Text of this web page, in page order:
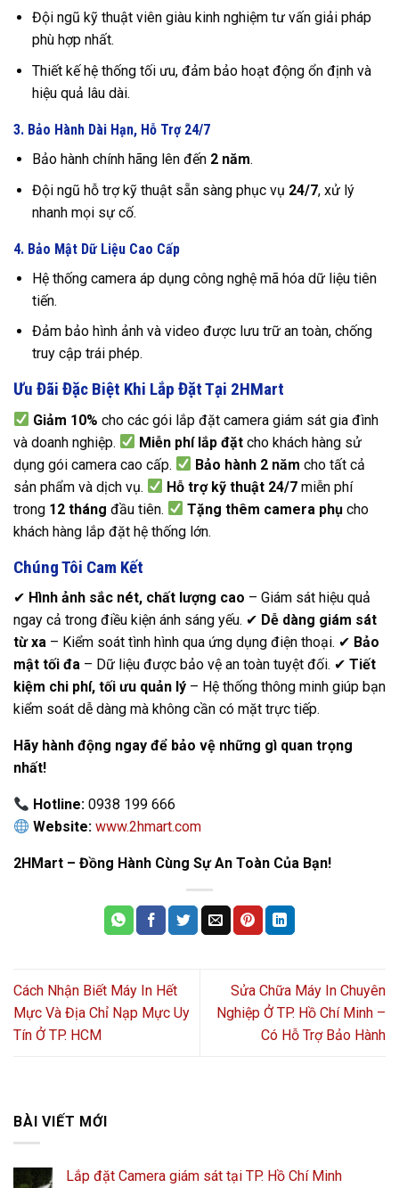
Đội ngũ kỹ thuật viên giàu kinh nghiệm tư vấn giải pháp
phù hợp nhất.
Thiết kế hệ thống tối ưu, đảm bảo hoạt động ổn định và
hiệu quả lâu dài.
3. Bảo Hành Dài Hạn, Hỗ Trợ 24/7
Bảo hành chính hãng lên đến 2 năm.
Đội ngũ hỗ trợ kỹ thuật sẵn sàng phục vụ 24/7, xử lý
nhanh mọi sự cố.
4. Bảo Mật Dữ Liệu Cao Cấp
Hệ thống camera áp dụng công nghệ mã hóa dữ liệu tiên
tiến.
Đảm bảo hình ảnh và video được lưu trữ an toàn, chống
truy cập trái phép.
Ưu Đãi Đặc Biệt Khi Lắp Đặt Tại 2HMart
Giảm 10% cho các gói lắp đặt camera giám sát gia đình
và doanh nghiệp.
Miễn phí lắp đặt cho khách hàng sử
dụng gói camera cao cấp.
Bảo hành 2 năm cho tất cả
sản phẩm và dịch vụ.
Hỗ trợ kỹ thuật 24/7 miễn phí
trong 12 tháng đầu tiên. Tặng thêm camera phụ cho
khách hàng lắp đặt hệ thống lớn.
Chúng Tôi Cam Kết
✔ Hình ảnh sắc nét, chất lượng cao – Giám sát hiệu quả
ngay cả trong điều kiện ánh sáng yếu. ✔ Dễ dàng giám sát
từ xa – Kiểm soát tình hình qua ứng dụng điện thoại. ✔ Bảo
mật tối đa – Dữ liệu được bảo vệ an toàn tuyệt đối. ✔ Tiết
kiệm chi phí, tối ưu quản lý – Hệ thống thông minh giúp bạn
kiểm soát dễ dàng mà không cần có mặt trực tiếp.
Hãy hành động ngay để bảo vệ những gì quan trọng
nhất!
Hotline: 0938 199 666
Website: www.2hmart.com
2HMart – Đồng Hành Cùng Sự An Toàn Của Bạn!
Cách Nhận Biết Máy In Hết
Mực Và Địa Chỉ Nạp Mực Uy
Tín Ở TP. HCM
Sửa Chữa Máy In Chuyên
Nghiệp Ở TP. Hồ Chí Minh –
Có Hỗ Trợ Bảo Hành
BÀI VIẾT MỚI
Lắp đặt Camera giám sát tại TP. Hồ Chí Minh